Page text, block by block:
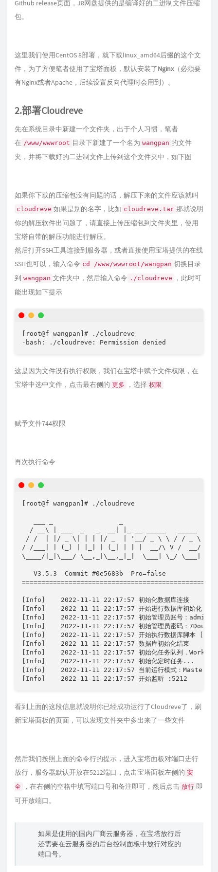
Github release页面，J8网盘提供的是编译好的二进制文件压缩
包。
这里我们使用CentOS 8部署，就下载linux_amd64后缀的这个文
件，为了方便笔者使用了宝塔面板，默认安装了Nginx（必须要
有Nginx或者Apache，后续设置反向代理时会用到）。
2.部署Cloudreve
先在系统目录中新建一个文件夹，出于个人习惯，笔者
在 /www/wwwroot 目录下新建了一个名为 wangpan 的文件
夹，并将下载好的二进制文件上传到这个文件夹中，如下图
如果你下载的压缩包没有问题的话，解压下来的文件应该就叫
cloudreve 如果是别的名字，比如 cloudreve.tar 那就说明
你的解压软件出问题了，请直接上传压缩包到文件夹里，使用
宝塔自带的解压功能进行解压。
然后打开SSH工具连接到服务器，或者直接使用宝塔提供的在线
SSH也可以，输入命令 cd /www/wwwroot/wangpan 切换目录
到 wangpan 文件夹中，然后输入命令 ./cloudreve
，此时可
能出现如下提示
[root@f wangpan]# ./cloudreve
-bash: ./cloudreve: Permission denied
这是因为文件没有执行权限，我们在宝塔中赋予文件权限，在
宝塔中选中文件，点击最右侧的 更多 ，选择 权限
赋予文件744权限
再次执行命令
[root@f wangpan]# ./cloudreve
  / __\ | ___  _   _  __| |_ __ _____   _____
/ /  | |/ _ \| | | |/ _  | '__/ _ \ \ / / _ \
/ /___| | (_) | |_| | (_| | | |  __/\ V /  __/
\____/|_|\___/ \__,_|\__,_|_|  \___| \_/ \___|
   V3.5.3  Commit #0e5683b  Pro=false
================================================
[Info]    2022-11-11 22:17:57 初始化数据库连接
[Info]    2022-11-11 22:17:57 开始进行数据库初始化...
[Info]    2022-11-11 22:17:57 初始管理员账号：
[Info]    2022-11-11 22:17:57 初始管理员密码：
[Info]    2022-11-11 22:17:57 开始执行数据库脚本
[Info]    2022-11-11 22:17:57 数据库初始化结束
[Info]    2022-11-11 22:17:57 初始化任务队列，
[Info]    2022-11-11 22:17:57 初始化定时任务...
[Info]    2022-11-11 22:17:57 当前运行模式：Master
[Info]    2022-11-11 22:17:57 开始监听 :5212
看到上面的这段信息就说明你已经成功运行了Cloudreve了，刷
新宝塔面板的页面，可以发现文件夹中多出来了一些文件
然后我们按照上面的命令行的提示，进入宝塔面板对端口进行
放行，服务器默认开放在5212端口，点击宝塔面板左侧的 安
全
，在右侧的空格中填写端口号和备注即可，然后点击 放行 即
可开放端口。
如果是使用的国内厂商云服务器，在宝塔放行后
还需要在云服务器的后台控制面板中放行对应的
端口号。